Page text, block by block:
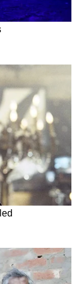
পারে।
বিশেষ